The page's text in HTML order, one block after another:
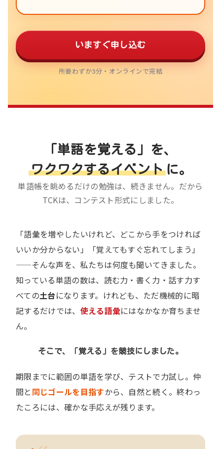
いますぐ申し込む
所要わずか3分・オンラインで完結
「単語を覚える」を、
ワクワクするイベント に。
単語帳を眺めるだけの勉強は、続きません。だから
TCKは、コンテスト形式にしました。
「語彙を増やしたいけれど、どこから手をつければ
いいか分からない」「覚えてもすぐ忘れてしまう」
——そんな声を、私たちは何度も聞いてきました。
知っている単語の数は、読む力・書く力・話す力す
べての土台になります。けれども、ただ機械的に暗
記するだけでは、 使える語彙にはなかなか育ちませ
ん。
そこで、「覚える」を競技にしました。
期限までに範囲の単語を学び、テストで力試し。仲
間と 同じゴールを目指すから、自然と続く。終わっ
たころには、確かな手応えが残ります。